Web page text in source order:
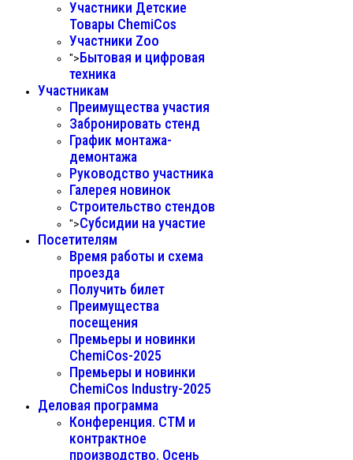
Участники Детские
Товары ChemiCos
Участники Zoo
">Бытовая и цифровая
техника
Участникам
Преимущества участия
Забронировать стенд
График монтажа-
демонтажа
Руководство участника
Галерея новинок
Строительство стендов
">Субсидии на участие
Посетителям
Время работы и схема
проезда
Получить билет
Преимущества
посещения
Премьеры и новинки
ChemiCos-2025
Премьеры и новинки
ChemiCos Industry-2025
Деловая программа
Конференция. СТМ и
контрактное
производство. Осень